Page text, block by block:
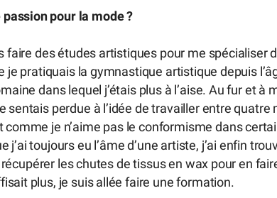
pour la mode ?
faire des études artistiques pour me spécialiser
pratiquais la gymnastique artistique depuis
dans lequel j’étais plus à l’aise. Au fur et à
sentais perdue à l’idée de travailler entre quatre
je n’aime pas le conformisme dans
j’ai toujours eu l’âme d’une artiste, j’ai enfin
les chutes de tissus en wax pour en
plus, je suis allée faire une formation.